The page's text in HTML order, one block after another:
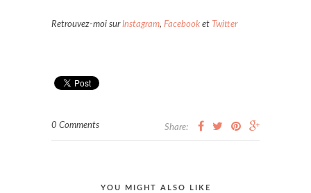
Retrouvez-moi sur Instagram, Facebook et Twitter
0 Comments Share:
YOU MIGHT ALSO LIKE